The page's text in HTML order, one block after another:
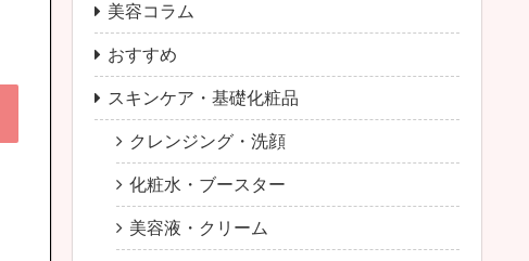
美容コラム
おすすめ
スキンケア・基礎化粧品
クレンジング・洗顔
化粧水・ブースター
美容液・クリーム